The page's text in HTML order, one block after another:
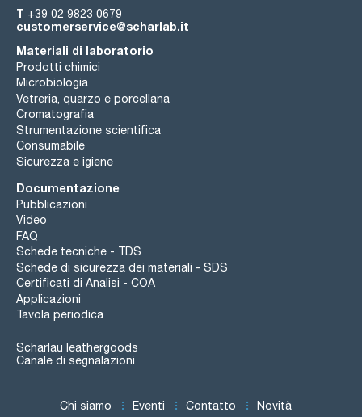
T +39 02 9823 0679
customerservice@scharlab.it
Materiali di laboratorio
Prodotti chimici
Microbiologia
Vetreria, quarzo e porcellana
Cromatografia
Strumentazione scientifica
Consumabile
Sicurezza e igiene
Documentazione
Pubblicazioni
Video
FAQ
Schede tecniche - TDS
Schede di sicurezza dei materiali - SDS
Certificati di Analisi - COA
Applicazioni
Tavola periodica
Scharlau leathergoods
Canale di segnalazioni
Chi siamo Eventi Contatto Novità